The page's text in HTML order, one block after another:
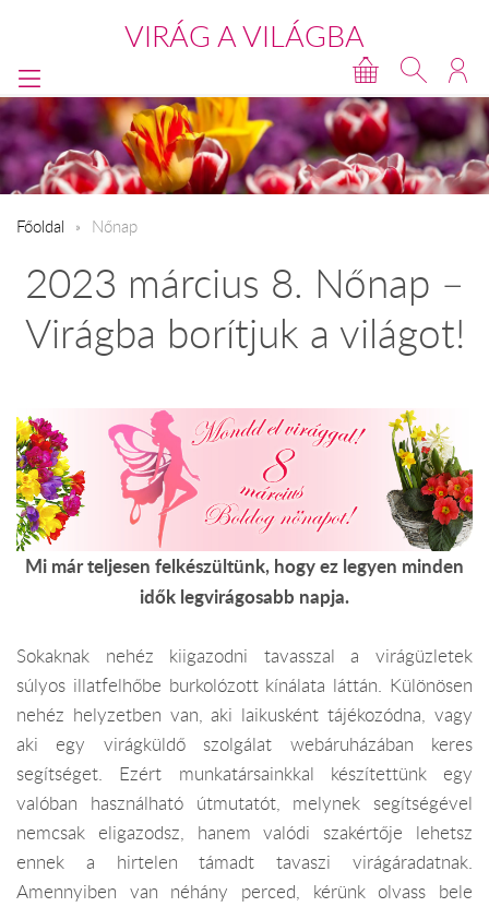
VIRÁG A VILÁGBA
Főoldal Nőnap
2023 március 8. Nőnap –
Virágba borítjuk a világot!
Mi már teljesen felkészültünk, hogy ez legyen minden
idők legvirágosabb napja.
Sokaknak nehéz kiigazodni tavasszal a virágüzletek
súlyos illatfelhőbe burkolózott kínálata láttán. Különösen
nehéz helyzetben van, aki laikusként tájékozódna, vagy
aki egy virágküldő szolgálat webáruházában keres
segítséget. Ezért munkatársainkkal készítettünk egy
valóban használható útmutatót, melynek segítségével
nemcsak eligazodsz, hanem valódi szakértője lehetsz
ennek a hirtelen támadt tavaszi virágáradatnak.
Amennyiben van néhány perced, kérünk olvass bele